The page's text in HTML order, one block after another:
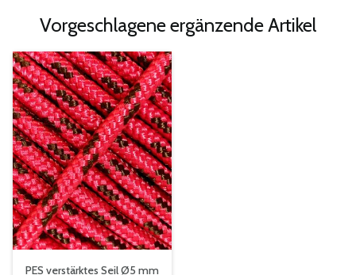
Vorgeschlagene ergänzende Artikel
PES verstärktes Seil Ø5 mm